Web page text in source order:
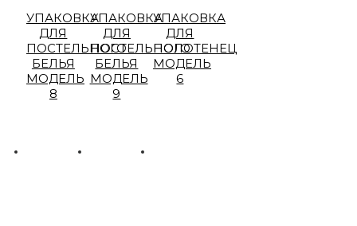
УПАКОВКА
ДЛЯ
ПОСТЕЛЬНОГО
БЕЛЬЯ
МОДЕЛЬ
8
УПАКОВКА
ДЛЯ
ПОСТЕЛЬНОГО
БЕЛЬЯ
МОДЕЛЬ
9
УПАКОВКА
ДЛЯ
ПОЛОТЕНЕЦ
МОДЕЛЬ
6